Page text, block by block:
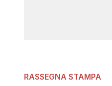
RASSEGNA STAMPA